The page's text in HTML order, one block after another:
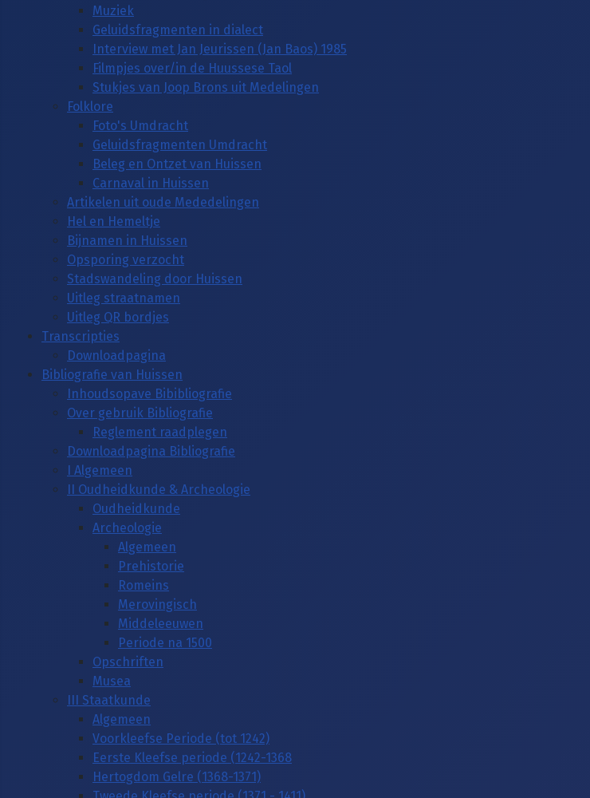
Muziek
Geluidsfragmenten in dialect
Interview met Jan Jeurissen (Jan Baos) 1985
Filmpjes over/in de Huussese Taol
Stukjes van Joop Brons uit Medelingen
Folklore
Foto's Umdracht
Geluidsfragmenten Umdracht
Beleg en Ontzet van Huissen
Carnaval in Huissen
Artikelen uit oude Mededelingen
Hel en Hemeltje
Bijnamen in Huissen
Opsporing verzocht
Stadswandeling door Huissen
Uitleg straatnamen
Uitleg QR bordjes
Transcripties
Downloadpagina
Bibliografie van Huissen
Inhoudsopave Bibibliografie
Over gebruik Bibliografie
Reglement raadplegen
Downloadpagina Bibliografie
I Algemeen
II Oudheidkunde & Archeologie
Oudheidkunde
Archeologie
Algemeen
Prehistorie
Romeins
Merovingisch
Middeleeuwen
Periode na 1500
Opschriften
Musea
III Staatkunde
Algemeen
Voorkleefse Periode (tot 1242)
Eerste Kleefse periode (1242-1368
Hertogdom Gelre (1368-1371)